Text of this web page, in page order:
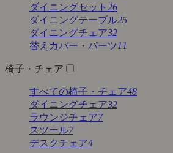
ダイニングセット 26
ダイニングテーブル25
ダイニングチェア32
替えカバー・パーツ 11
椅子・チェア
すべての椅子・チェア48
ダイニングチェア32
ラウンジチェア7
スツール7
デスクチェア4